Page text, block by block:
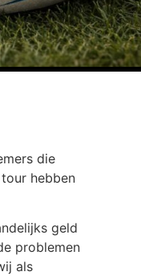
die
hebben
geld
problemen
als